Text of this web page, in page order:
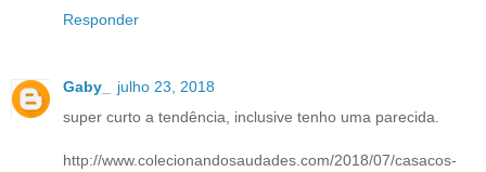
Responder
Gaby_
julho 23, 2018
super curto a tendência, inclusive tenho uma parecida.
http://www.colecionandosaudades.com/2018/07/casacos-